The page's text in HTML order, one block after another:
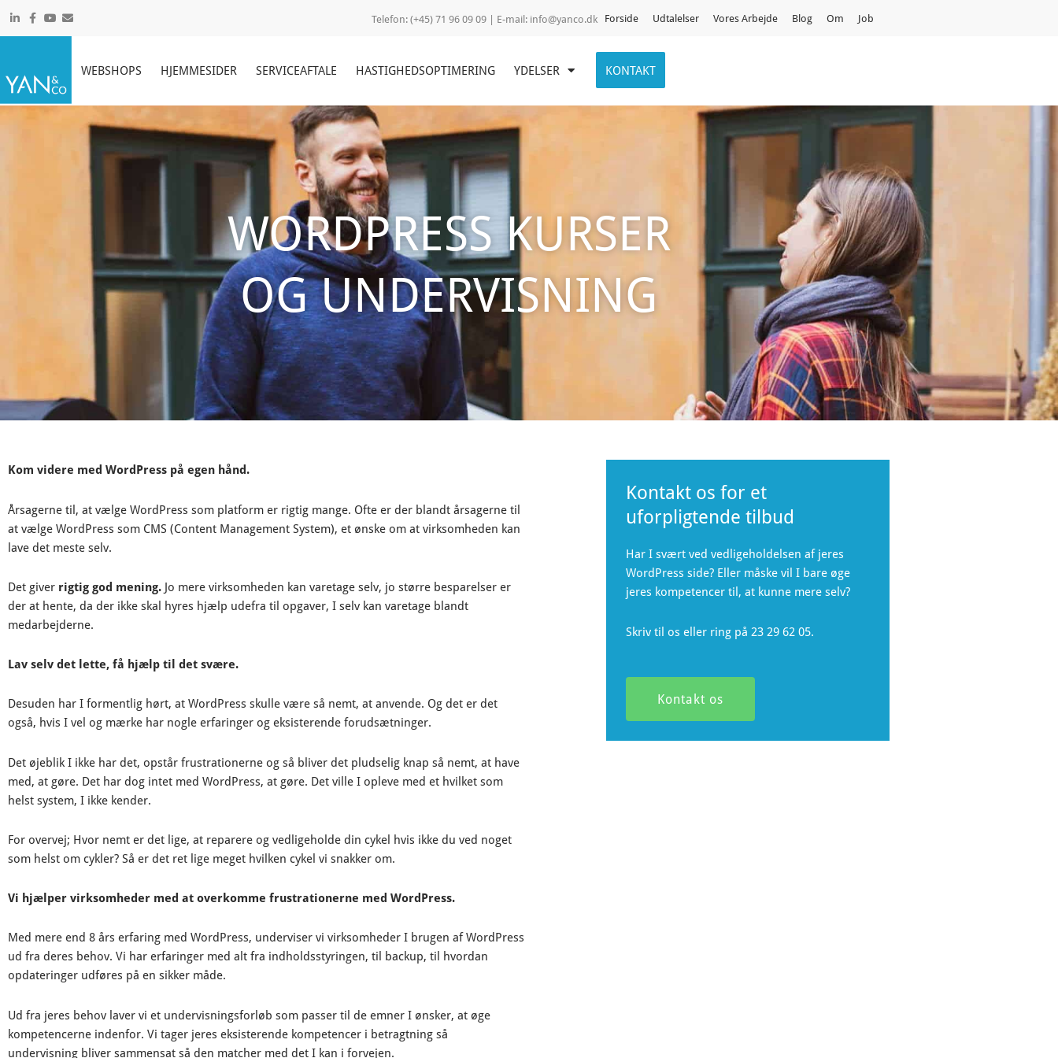
Gå
Telefon:(+45) 71 96 09 09 | E-mail: info@yanco.dk Forside Udtalelser Vores Arbejde Blog Om Job
WEBSHOPS HJEMMESIDER SERVICEAFTALE HASTIGHEDSOPTIMERING YDELSER KONTAKT
WORDPRESS KURSER
OG UNDERVISNING
Kom videre med WordPress på egen hånd.
Årsagerne til, at vælge WordPress som platform er rigtig mange. Ofte er der blandt årsagerne til
at vælge WordPress som CMS (Content Management System), et ønske om at virksomheden kan
lave det meste selv.
Det giver rigtig god mening. Jo mere virksomheden kan varetage selv, jo større besparelser er
der at hente, da der ikke skal hyres hjælp udefra til opgaver, I selv kan varetage blandt
medarbejderne.
Lav selv det lette, få hjælp til det svære.
Desuden har I formentlig hørt, at WordPress skulle være så nemt, at anvende. Og det er det
også, hvis I vel og mærke har nogle erfaringer og eksisterende forudsætninger.
Det øjeblik I ikke har det, opstår frustrationerne og så bliver det pludselig knap så nemt, at have
med, at gøre. Det har dog intet med WordPress, at gøre. Det ville I opleve med et hvilket som
helst system, I ikke kender.
For overvej; Hvor nemt er det lige, at reparere og vedligeholde din cykel hvis ikke du ved noget
som helst om cykler? Så er det ret lige meget hvilken cykel vi snakker om.
Vi hjælper virksomheder med at overkomme frustrationerne med WordPress.
Med mere end 8 års erfaring med WordPress, underviser vi virksomheder I brugen af WordPress
ud fra deres behov. Vi har erfaringer med alt fra indholdsstyringen, til backup, til hvordan
opdateringer udføres på en sikker måde.
Ud fra jeres behov laver vi et undervisningsforløb som passer til de emner I ønsker, at øge
kompetencerne indenfor. Vi tager jeres eksisterende kompetencer i betragtning så
undervisning bliver sammensat så den matcher med det I kan i forvejen.
Kontakt os for et
uforpligtende tilbud
Har I svært ved vedligeholdelsen af jeres
WordPress side? Eller måske vil I bare øge
jeres kompetencer til, at kunne mere selv?
Skriv til os eller ring på 23 29 62 05.
Kontakt os